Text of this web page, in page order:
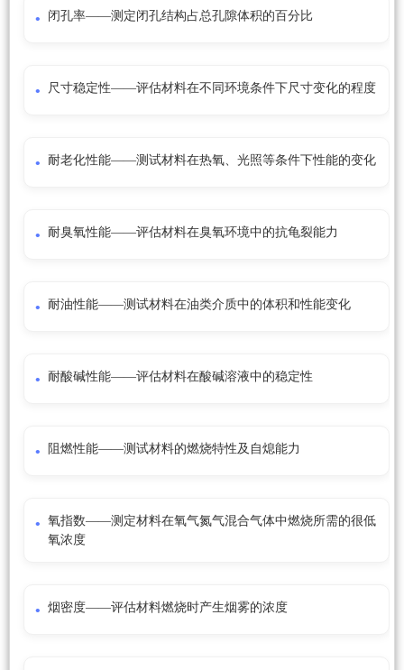
闭孔率——测定闭孔结构占总孔隙体积的百分比
尺寸稳定性——评估材料在不同环境条件下尺寸变化的程度
耐老化性能——测试材料在热氧、光照等条件下性能的变化
耐臭氧性能——评估材料在臭氧环境中的抗龟裂能力
耐油性能——测试材料在油类介质中的体积和性能变化
耐酸碱性能——评估材料在酸碱溶液中的稳定性
阻燃性能——测试材料的燃烧特性及自熄能力
氧指数——测定材料在氧气氮气混合气体中燃烧所需的很低
氧浓度
烟密度——评估材料燃烧时产生烟雾的浓度